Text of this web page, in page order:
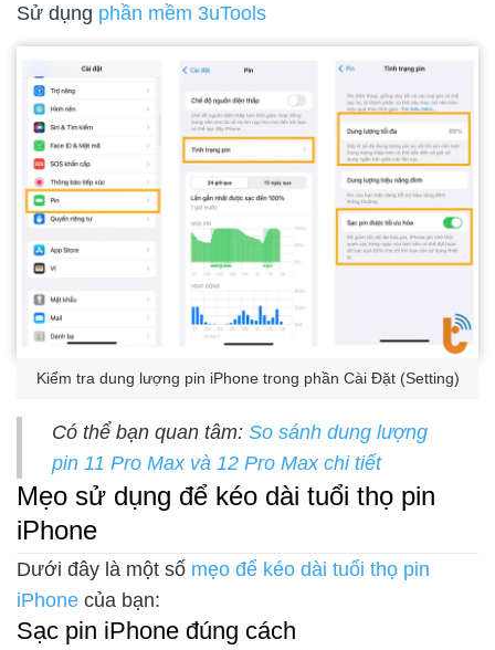
Sử dụng phần mềm 3uTools
Kiểm tra dung lượng pin iPhone trong phần Cài Đặt (Setting)
Có thể bạn quan tâm: So sánh dung lượng
pin 11 Pro Max và 12 Pro Max chi tiết
Mẹo sử dụng để kéo dài tuổi thọ pin
iPhone
Dưới đây là một số mẹo để kéo dài tuổi thọ pin
iPhone của bạn:
Sạc pin iPhone đúng cách